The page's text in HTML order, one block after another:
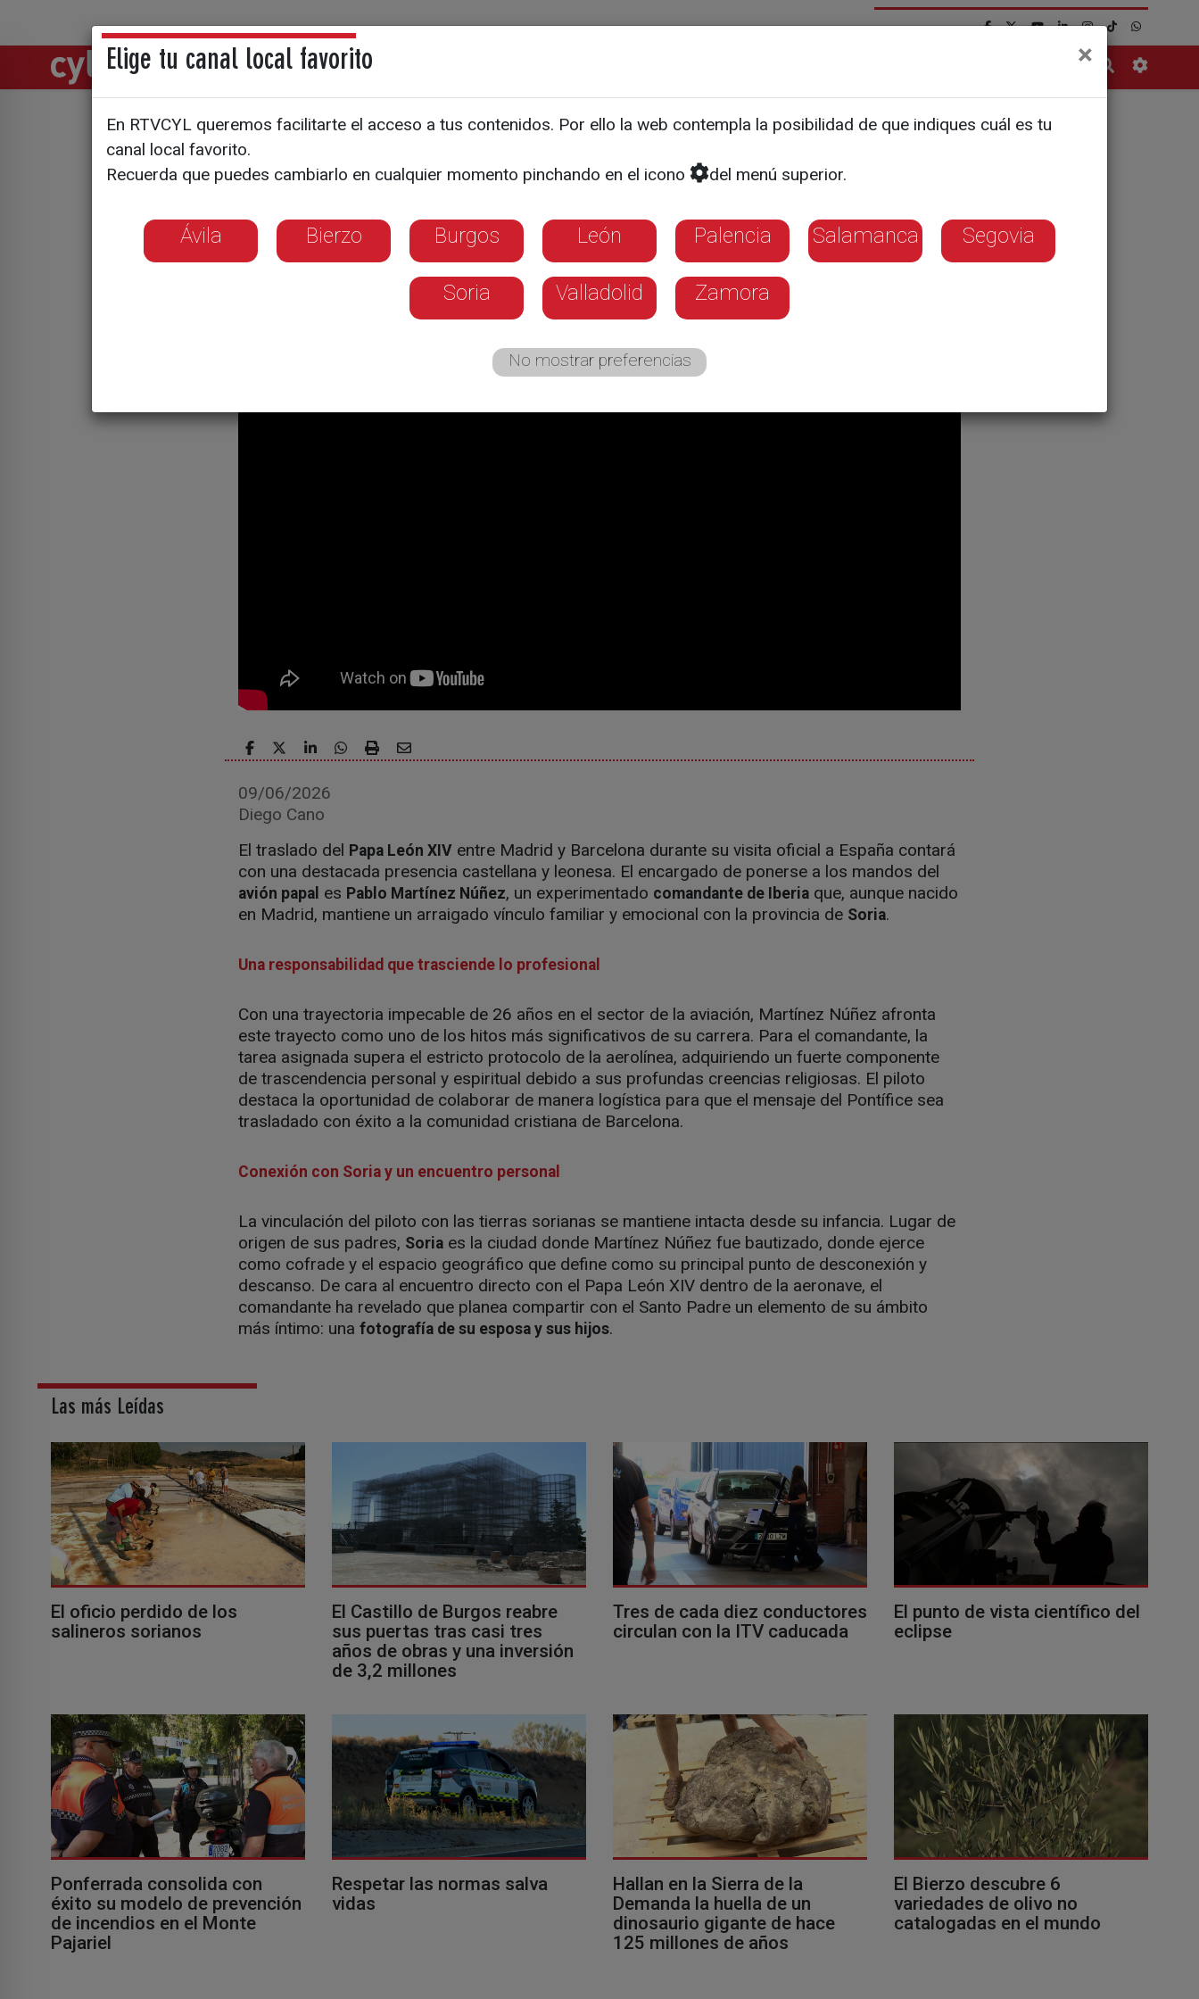
Directos Noticias
El piloto del Papa en su viaje a Barcelona: "Es
un honor y un regalo"
El comandante de Iberia repasa la responsabilidad de trasladar al Pontífice
entre Madrid y Barcelona y el emotivo amuleto que le enseñará a bordo
09/06/2026
Diego Cano
El traslado del Papa León XIV entre Madrid y Barcelona durante su visita oficial a España contará
con una destacada presencia castellana y leonesa. El encargado de ponerse a los mandos del
avión papal es Pablo Martínez Núñez, un experimentado comandante de Iberia que, aunque nacido
en Madrid, mantiene un arraigado vínculo familiar y emocional con la provincia de Soria.
Una responsabilidad que trasciende lo profesional
Con una trayectoria impecable de 26 años en el sector de la aviación, Martínez Núñez afronta
este trayecto como uno de los hitos más significativos de su carrera. Para el comandante, la
tarea asignada supera el estricto protocolo de la aerolínea, adquiriendo un fuerte componente
de trascendencia personal y espiritual debido a sus profundas creencias religiosas. El piloto
destaca la oportunidad de colaborar de manera logística para que el mensaje del Pontífice sea
trasladado con éxito a la comunidad cristiana de Barcelona.
Conexión con Soria y un encuentro personal
La vinculación del piloto con las tierras sorianas se mantiene intacta desde su infancia. Lugar de
origen de sus padres, Soria es la ciudad donde Martínez Núñez fue bautizado, donde ejerce
como cofrade y el espacio geográfico que define como su principal punto de desconexión y
descanso. De cara al encuentro directo con el Papa León XIV dentro de la aeronave, el
comandante ha revelado que planea compartir con el Santo Padre un elemento de su ámbito
más íntimo: una fotografía de su esposa y sus hijos.
Las más Leídas
El oficio perdido de los
salineros sorianos
El Castillo de Burgos reabre
sus puertas tras casi tres
años de obras y una inversión
de 3,2 millones
Tres de cada diez conductores
circulan con la ITV caducada
El punto de vista científico del
eclipse
Ponferrada consolida con
éxito su modelo de prevención
de incendios en el Monte
Pajariel
Respetar las normas salva
vidas
Hallan en la Sierra de la
Demanda la huella de un
dinosaurio gigante de hace
125 millones de años
El Bierzo descubre 6
variedades de olivo no
catalogadas en el mundo
Elige tu canal local favorito ×
En RTVCYL queremos facilitarte el acceso a tus contenidos. Por ello la web contempla la posibilidad de que indiques cuál es tu
canal local favorito.
Recuerda que puedes cambiarlo en cualquier momento pinchando en el icono
del menú superior.
Ávila Bierzo Burgos León Palencia Salamanca Segovia
Soria Valladolid Zamora
No mostrar preferencias